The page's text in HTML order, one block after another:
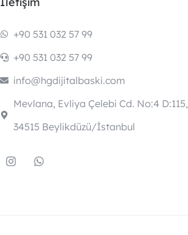
+90 531 032 57 99
+90 531 032 57 99
info@hgdijitalbaski.com
Mevlana, Evliya Çelebi Cd. No:4 D:115,
34515 Beylikdüzü/İstanbul